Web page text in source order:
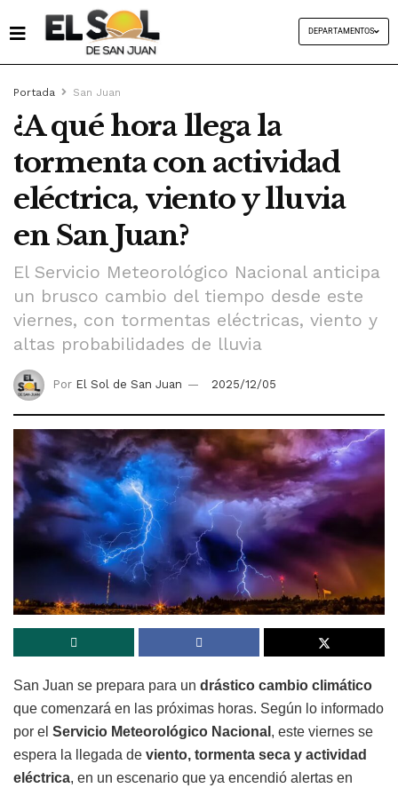
DEPARTAMENTOS
Portada San Juan
¿A qué hora llega la
tormenta con actividad
eléctrica, viento y lluvia
en San Juan?
El Servicio Meteorológico Nacional anticipa
un brusco cambio del tiempo desde este
viernes, con tormentas eléctricas, viento y
altas probabilidades de lluvia
Por El Sol de San Juan 2025/12/05
San Juan se prepara para un drástico cambio climático
que comenzará en las próximas horas. Según lo informado
por el Servicio Meteorológico Nacional , este viernes se
espera la llegada de viento, tormenta seca y actividad
eléctrica, en un escenario que ya encendió alertas en